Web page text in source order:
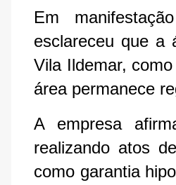
Em
esclareceu que a
Vila Ildemar,
área permanece
A empresa
realizando atos
como garantia